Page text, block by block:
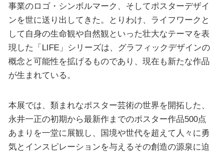
事業のロゴ・シンボルマーク、そしてポスターデザイ
ンを世に送り出してきた。とりわけ、ライフワークと
して自身の生命観や自然観といった壮大なテーマを表
現した「LIFE」シリーズは、グラフィックデザインの
概念と可能性を拡げるものであり、現在も新たな作品
が生まれている。
本展では、類まれなポスター芸術の世界を開拓した、
永井一正の初期から最新作までのポスター作品500点
あまりを一堂に展観し、国境や世代を超えて人々に勇
気とインスピレーションを与えるその創造の源泉に迫